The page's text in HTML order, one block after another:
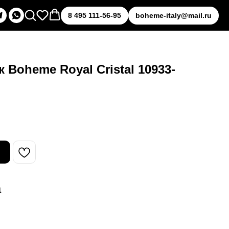
8 495 111-56-95 boheme-italy@mail.ru
Royal Cristal 10933-